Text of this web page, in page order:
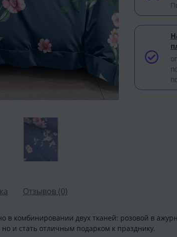
Отзывов (0)
в комбинировании двух тканей: розовой в
и стать отличным подарком к празднику.